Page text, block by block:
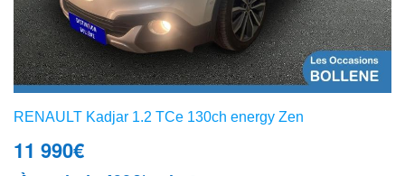
RENAULT Kadjar 1.2 TCe 130ch energy Zen
11 990€